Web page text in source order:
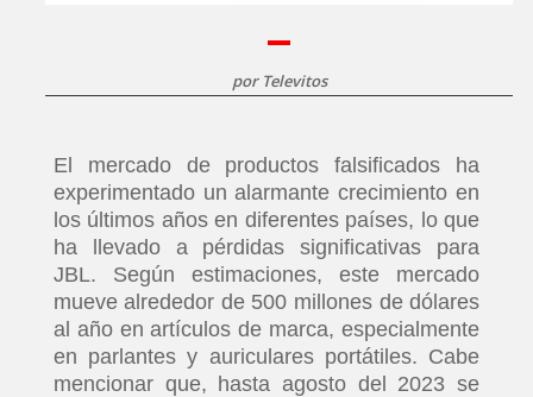
por Televitos
El mercado de productos falsificados ha
experimentado un alarmante crecimiento en
los últimos años en diferentes países, lo que
ha llevado a pérdidas significativas para
JBL. Según estimaciones, este mercado
mueve alrededor de 500 millones de dólares
al año en artículos de marca, especialmente
en parlantes y auriculares portátiles. Cabe
mencionar que, hasta agosto del 2023 se